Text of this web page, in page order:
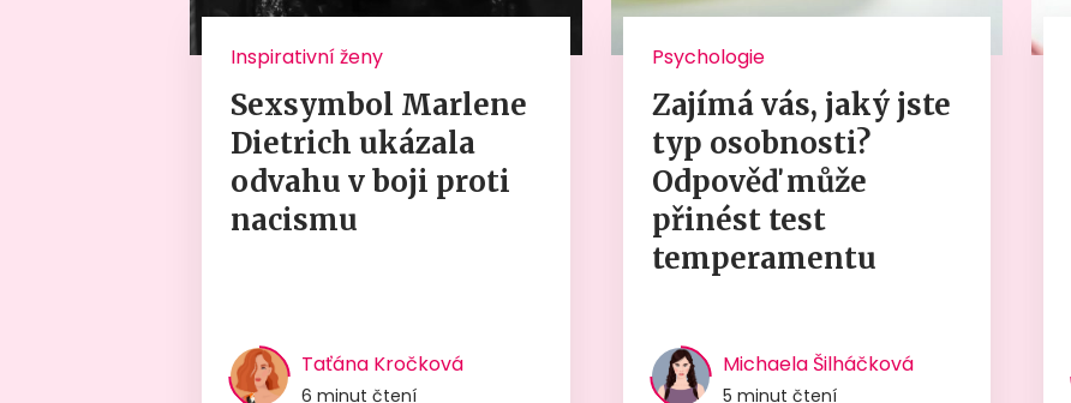
Inspirativní ženy
Sexsymbol Marlene
Dietrich ukázala
odvahu v boji proti
nacismu
Taťána Kročková
6 minut čtení
Psychologie
Zajímá vás, jaký jste
typ osobnosti?
Odpověď může
přinést test
temperamentu
Michaela Šilháčková
5 minut čtení